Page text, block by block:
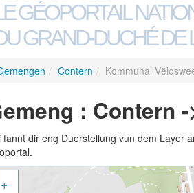
GÉOPORTAIL
GRAND-DUCHÉ
/ Contern / Kommunal
: Contern
fannt dir eng Duerstellung vun dem Layer
+